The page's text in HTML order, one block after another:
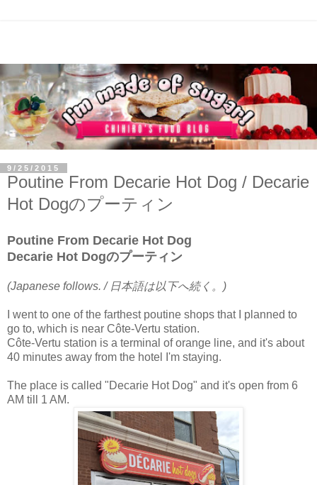
9/25/2015
Poutine From Decarie Hot Dog / Decarie
Hot Dogのプーティン
Poutine From Decarie Hot Dog
Decarie Hot Dogのプーティン
(Japanese follows. / 日本語は以下へ続く。)
I went to one of the farthest poutine shops that I planned to
go to, which is near Côte-Vertu station.
Côte-Vertu station is a terminal of orange line, and it's about
40 minutes away from the hotel I'm staying.
The place is called "Decarie Hot Dog" and it's open from 6
AM till 1 AM.